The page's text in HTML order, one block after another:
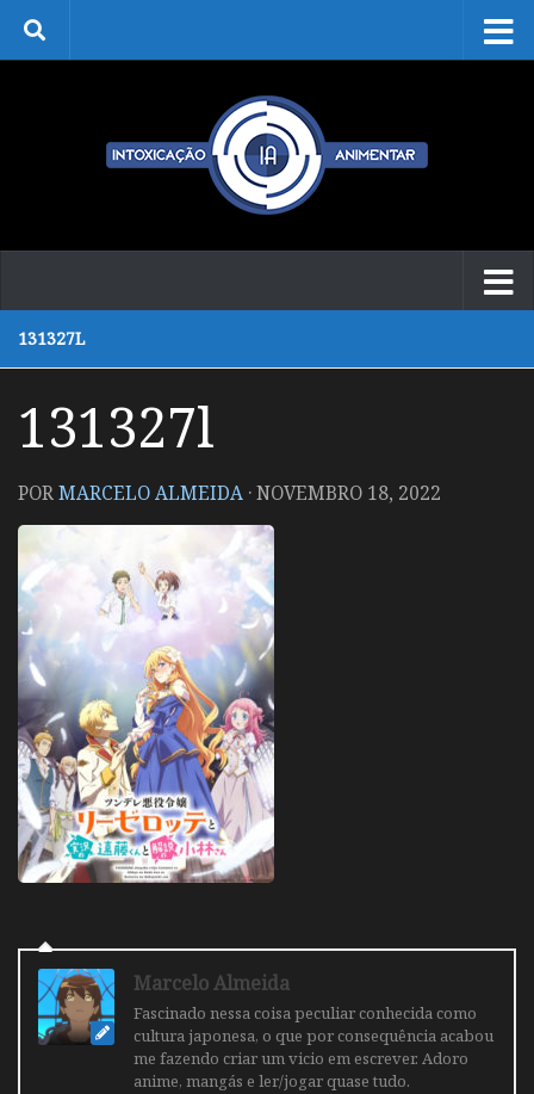
Skip to content
131327L
131327l
PORMARCELO ALMEIDA ·NOVEMBRO 18, 2022
Marcelo Almeida
Fascinado nessa coisa peculiar conhecida como
cultura japonesa, o que por consequência acabou
me fazendo criar um vicio em escrever. Adoro
anime, mangás e ler/jogar quase tudo.